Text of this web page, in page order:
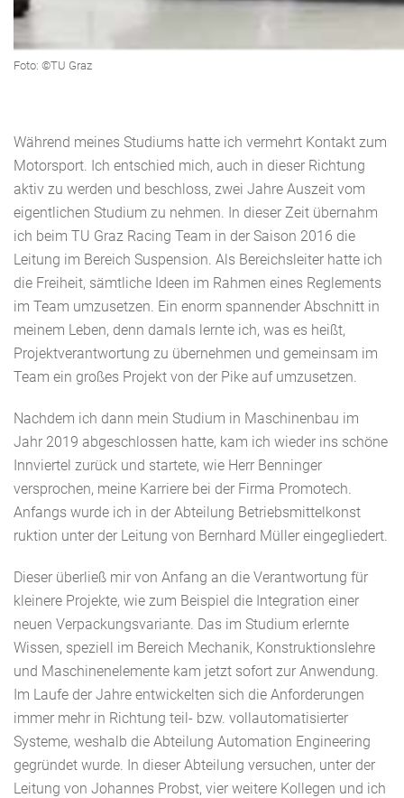
Foto: ©TU Graz
Während meines Studiums hatte ich vermehrt Kontakt zum
Motorsport. Ich entschied mich, auch in dieser Richtung
aktiv zu werden und beschloss, zwei Jahre Auszeit vom
eigentlichen Studium zu nehmen. In dieser Zeit übernahm
ich beim TU Graz Racing Team in der Saison 2016 die
Leitung im Bereich Suspension. Als Bereichsleiter hatte ich
die Freiheit, sämtliche Ideen im Rahmen eines Reglements
im Team umzusetzen. Ein enorm spannender Abschnitt in
meinem Leben, denn damals lernte ich, was es heißt,
Projektverantwortung zu übernehmen und gemeinsam im
Team ein großes Projekt von der Pike auf umzusetzen.
Nachdem ich dann mein Studium in Maschinenbau im
Jahr 2019 abgeschlossen hatte, kam ich wieder ins schöne
Innviertel zurück und startete, wie Herr Benninger
versprochen, meine Karriere bei der Firma Promotech.
Anfangs wurde ich in der Abteilung Betriebsmittelkonst
ruktion unter der Leitung von Bernhard Müller eingegliedert.
Dieser überließ mir von Anfang an die Verantwortung für
kleinere Projekte, wie zum Beispiel die Integration einer
neuen Verpackungsvariante. Das im Studium erlernte
Wissen, speziell im Bereich Mechanik, Konstruktionslehre
und Maschinenelemente kam jetzt sofort zur Anwendung.
Im Laufe der Jahre entwickelten sich die Anforderungen
immer mehr in Richtung teil- bzw. vollautomatisierter
Systeme, weshalb die Abteilung Automation Engineering
gegründet wurde. In dieser Abteilung versuchen, unter der
Leitung von Johannes Probst, vier weitere Kollegen und ich